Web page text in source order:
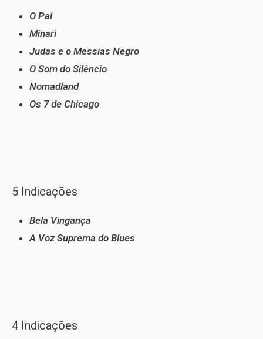
O Pai
Minari
Judas e o Messias Negro
O Som do Silêncio
Nomadland
Os 7 de Chicago
5 Indicações
Bela Vingança
A Voz Suprema do Blues
4 Indicações